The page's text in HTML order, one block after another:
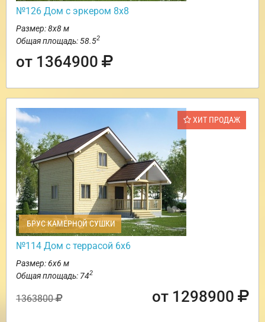
№126 Дом с эркером 8х8
Размер: 8х8 м
Общая площадь: 58.52
от 1364900
ХИТ ПРОДАЖ
БРУС КАМЕРНОЙ СУШКИ
№114 Дом с террасой 6х6
Размер: 6х6 м
Общая площадь: 742
1363800 от 1298900